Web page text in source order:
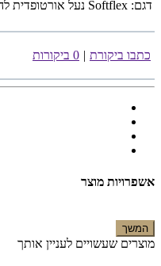
דגם: Softflex נעל אורטופדית להליכה עם רפידה נשלפת 5500
כתבו ביקורת | 0 ביקורות
אשפרויות מוצר
המשך
מוצרים שעשויים לעניין אותך